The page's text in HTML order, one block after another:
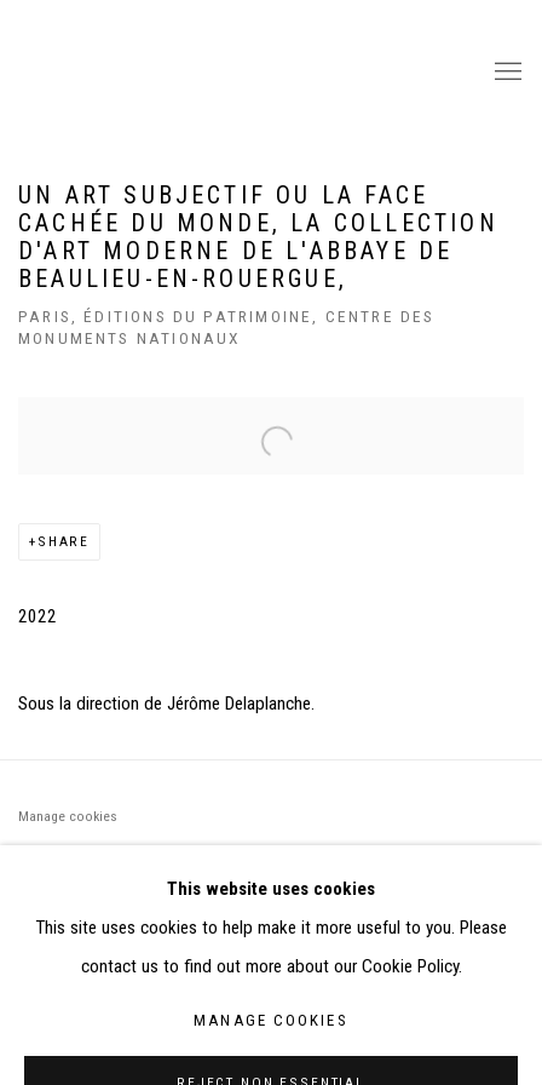
UN ART SUBJECTIF OU LA FACE
CACHÉE DU MONDE, LA COLLECTION
D'ART MODERNE DE L'ABBAYE DE
BEAULIEU-EN-ROUERGUE,
PARIS, ÉDITIONS DU PATRIMOINE, CENTRE DES
MONUMENTS NATIONAUX
SHARE
2022
Sous la direction de Jérôme Delaplanche.
Manage cookies
PARTIR DES DONNÉES COLLECTÉES PAR ELISABETH KLIMOFF
DE 2015 À 2019
SITE BY ARTLOGIC
This website uses cookies
This site uses cookies to help make it more useful to you. Please
contact us to find out more about our Cookie Policy.
MANAGE COOKIES